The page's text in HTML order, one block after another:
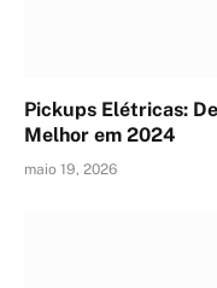
Pickups Elétricas:
Melhor em 2024
maio 19, 2026